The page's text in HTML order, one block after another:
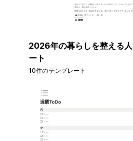
2026年の暮らしを整える
ート
10件のテンプレート